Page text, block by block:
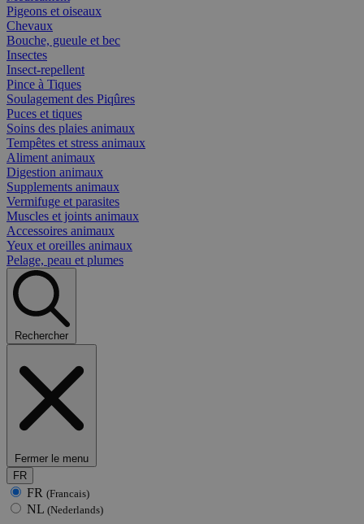
Pigeons et oiseaux
Chevaux
Bouche, gueule et bec
Insectes
Insect-repellent
Pince à Tiques
Soulagement des Piqûres
Puces et tiques
Soins des plaies animaux
Tempêtes et stress animaux
Aliment animaux
Digestion animaux
Supplements animaux
Vermifuge et parasites
Muscles et joints animaux
Accessoires animaux
Yeux et oreilles animaux
Pelage, peau et plumes
Rechercher
Fermer le menu
FR
FR (Francais)
NL (Nederlands)